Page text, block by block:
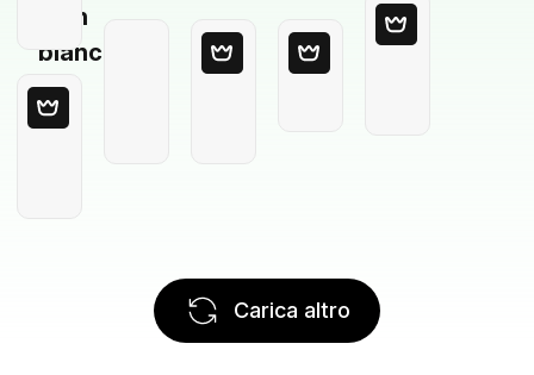
in
bianco
Carica altro